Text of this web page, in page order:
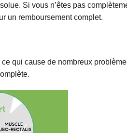
Si vous n’êtes pas
un remboursement complet.
qui cause de nombreux